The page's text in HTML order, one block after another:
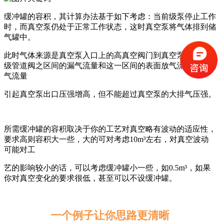
缓冲罐的容积，其计算办法基于如下考虑：当前级泵停止工作
时，而真空泵仍处于正常工作状态，这时真空泵将气体排到储
气罐中。
此时气体来源是真空泵入口上的高真空阀门到真空泵出口的前
级管道阀之区间的漏气流量和这一区间的表面放气流量，这些
气流量
引起真空泵出口压强增高，但不能超过真空泵的大排气压强。
所需缓冲罐的容积取决于你的工艺对真空略有波动的适应性，
要求高则容积大一些，大的可对考虑10m³左右，对真空波动
可能对工
艺的影响较小的话，可以考虑缓冲罐小一些，如0.5m³，如果
你对真空变化的要求很低，甚至可以不设缓冲罐。
一个例子让你思路更清晰